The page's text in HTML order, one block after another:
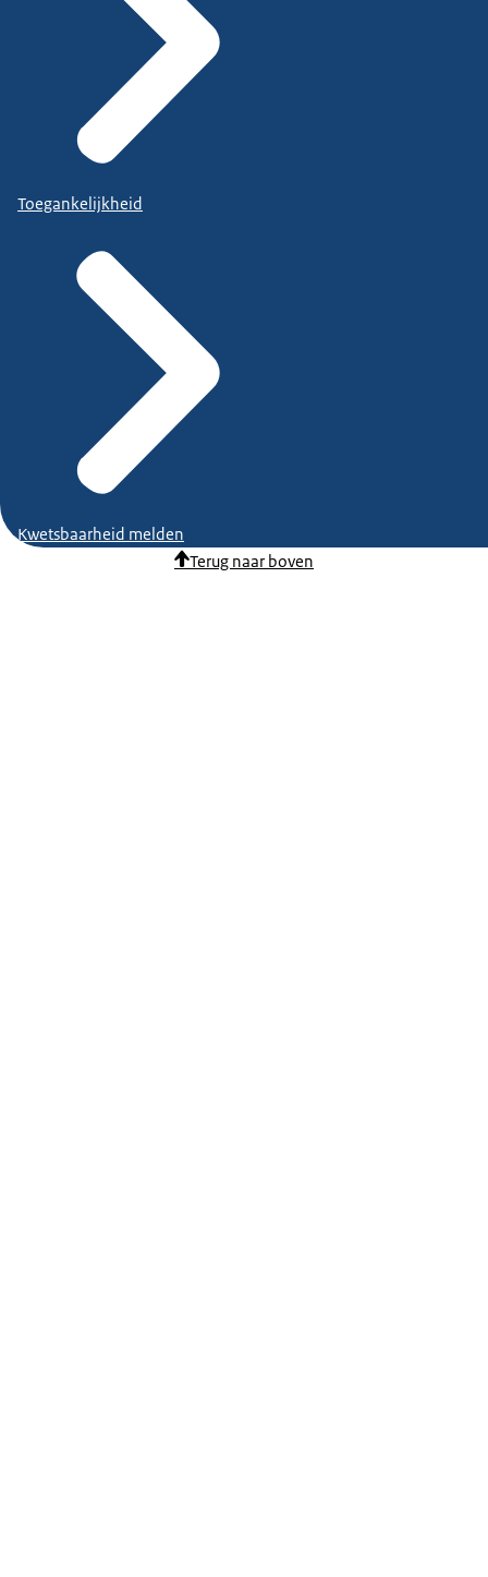
Toegankelijkheid
Kwetsbaarheid melden
Terug naar boven